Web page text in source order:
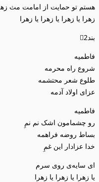
هستم تو حمایت از امامت مث
زهرا یا زهرا یا زهرا یا زهرا
بند2⃣
فاطمیه
شروع راه محرمه
طلوع شعر محتشمه
عزای اولاد آدمه
فاطمیه
رو چشمامون اشک نم نمِ
بساط روضه فراهمه
خدا عزادار این غمِ
ای سایه‌ی روی سرم
یا زهرا یا زهرا یا زهرا